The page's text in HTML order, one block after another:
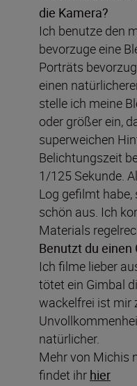
die Kamera?
Ich benutze den
bevorzuge eine
Porträts
einen
stelle ich meine
oder größer ein,
superweichen
Belichtungszeit
1/125 Sekunde.
Log gefilmt
schön aus. Ich
Materials
Benutzt du einen
Ich filme lieber
tötet ein Gimbal
wackelfrei ist mir
natürlicher.
Mehr von Michis
findet ihr hier